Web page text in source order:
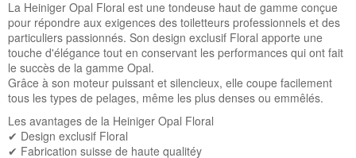
La Heiniger Opal Floral est une tondeuse haut de gamme conçue
pour répondre aux exigences des toiletteurs professionnels et des
particuliers passionnés. Son design exclusif Floral apporte une
touche d'élégance tout en conservant les performances qui ont fait
le succès de la gamme Opal.
Grâce à son moteur puissant et silencieux, elle coupe facilement
tous les types de pelages, même les plus denses ou emmêlés.
Les avantages de la Heiniger Opal Floral
✔ Design exclusif Floral
✔ Fabrication suisse de haute qualitéy